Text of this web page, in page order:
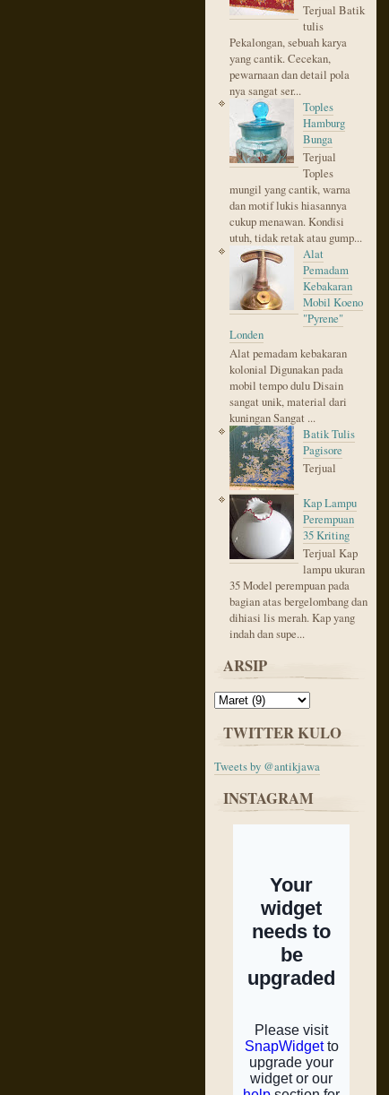
Terjual Batik
tulis
Pekalongan, sebuah karya
yang cantik. Cecekan,
pewarnaan dan detail pola
nya sangat ser...
Toples
Hamburg
Bunga
Terjual
Toples
mungil yang cantik, warna
dan motif lukis hiasannya
cukup menawan. Kondisi
utuh, tidak retak atau gump...
Alat
Pemadam
Kebakaran
Mobil Koeno
"Pyrene"
Londen
Alat pemadam kebakaran
kolonial Digunakan pada
mobil tempo dulu Disain
sangat unik, material dari
kuningan Sangat ...
Batik Tulis
Pagisore
Terjual
Kap Lampu
Perempuan
35 Kriting
Terjual Kap
lampu ukuran
35 Model perempuan pada
bagian atas bergelombang dan
dihiasi lis merah. Kap yang
indah dan supe...
ARSIP
TWITTER KULO
Tweets by @antikjawa
INSTAGRAM